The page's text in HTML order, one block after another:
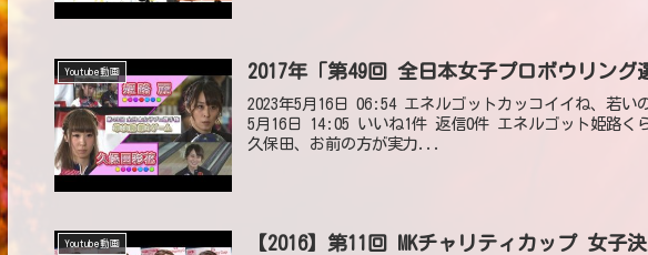
Youtube動画 2017年「第49回 全日本女子プロボウリン
2023年5月16日 06:54 エネルゴットカッコイイね、若い
5月16日 14:05 いいね1件 返信0件 エネルゴット姫路く
久保田、お前の方が実力...
Youtube動画 【2016】第11回 MKチャリティカップ 女子